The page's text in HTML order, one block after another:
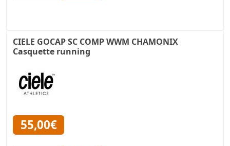
CIELE GOCAP SC COMP WWM CHAMONIX
Casquette running
55,00€